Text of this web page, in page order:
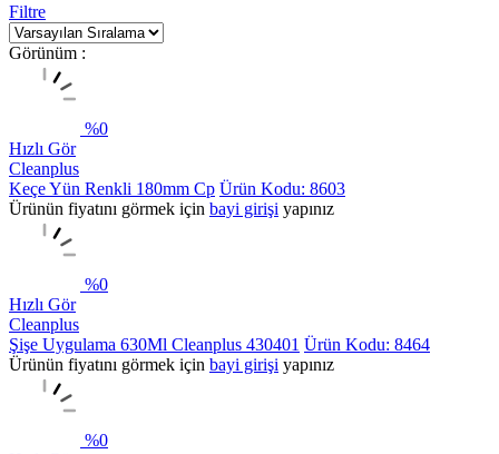
Filtre
Görünüm :
%0
Hızlı Gör
Cleanplus
Keçe Yün Renkli 180mm Cp Ürün Kodu: 8603
Ürünün fiyatını görmek için bayi girişi yapınız
%0
Hızlı Gör
Cleanplus
Şişe Uygulama 630Ml Cleanplus 430401 Ürün Kodu: 8464
Ürünün fiyatını görmek için bayi girişi yapınız
%0